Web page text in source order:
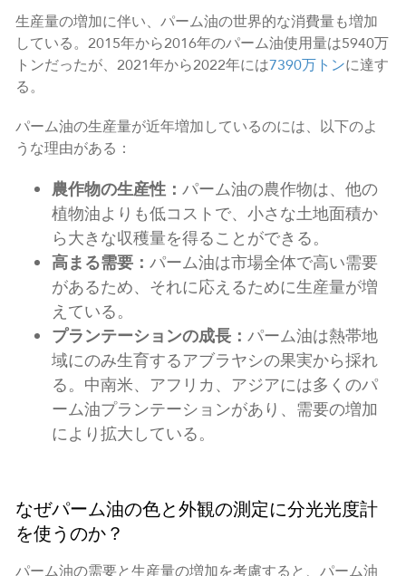
生産量の増加に伴い、パーム油の世界的な消費量も増加
している。2015年から2016年のパーム油使用量は5940万
トンだったが、2021年から2022年には7390万トンに達す
る。
パーム油の生産量が近年増加しているのには、以下のよ
うな理由がある：
農作物の生産性： パーム油の農作物は、他の
植物油よりも低コストで、小さな土地面積か
ら大きな収穫量を得ることができる。
高まる需要： パーム油は市場全体で高い需要
があるため、それに応えるために生産量が増
えている。
プランテーションの成長： パーム油は熱帯地
域にのみ生育するアブラヤシの果実から採れ
る。中南米、アフリカ、アジアには多くのパ
ーム油プランテーションがあり、需要の増加
により拡大している。
なぜパーム油の色と外観の測定に分光光度計
を使うのか？
パーム油の需要と生産量の増加を考慮すると、パーム油